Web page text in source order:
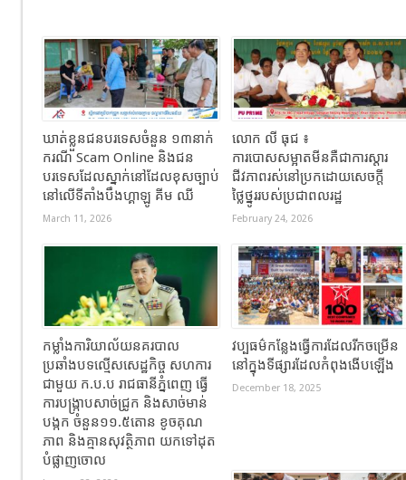
ឃាត់ខ្លួនជនបរទេសចំនួន ១៣នាក់
ករណី Scam Online និងជន
បរទេសដែលស្នាក់នៅដែលខុសច្បាប់
នៅលើទីតាំងបឹងហ្គាឡូ គីម ឈី
March 11, 2026
លោក លី ធុជ ៖
ការបោសសម្អាតមីនគឺជាការស្តារ
ជីវភាពរស់នៅប្រកដោយសេចក្តី
ថ្លៃថ្នូររបស់ប្រជាពលរដ្ឋ
February 24, 2026
កម្លាំងការិយាល័យនគរបាល
ប្រឆាំងបទល្មើសសេដ្ឋកិច្ច សហការ
ជាមួយ ក.ប.ប រាជធានីភ្នំពេញ ធ្វើ
ការបង្ក្រាបសាច់ជ្រូក និងសាច់មាន់
បង្កក ចំនួន១១.៥តោន ខូចគុណ
ភាព និងគ្មានសុវត្ថិភាព យកទៅដុត
បំផ្លាញចោល
វប្បធម៌កន្លែងធ្វើការដែលរីកចម្រើន
នៅក្នុងទីផ្សារដែលកំពុងងើបឡើង
December 18, 2025